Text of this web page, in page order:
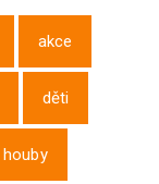
akce
děti
houby